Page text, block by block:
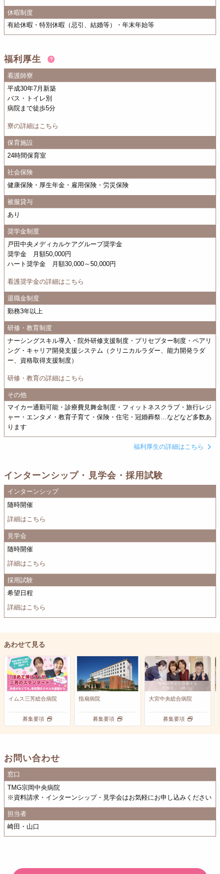
休暇制度
有給休暇・特別休暇（忌引、結婚等）・年末年始等
福利厚生
看護師寮
平成30年7月新築
バス・トイレ別
病院まで徒歩5分
寮の詳細はこちら
保育施設
24時間保育室
社会保険
健康保険・厚生年金・雇用保険・労災保険
被服貸与
あり
奨学金制度
戸田中央メディカルケアグループ奨学金
奨学金 月額50,000円
ハート奨学金 月額30,000～50,000円
看護奨学金の詳細はこちら
退職金制度
勤務3年以上
研修・教育制度
ナーシングスキル導入・院外研修支援制度・プリセプター制度・ペアリ
ング・キャリア開発支援システム（クリニカルラダー、能力開発ラダ
ー、資格取得支援制度）
研修・教育の詳細はこちら
その他
マイカー通勤可能・診療費見舞金制度・フィットネスクラブ・旅行レジ
ャー・エンタメ・教育子育て・保険・住宅・冠婚葬祭…などなど多数あ
ります
福利厚生の詳細はこちら
インターンシップ・見学会・採用試験
インターンシップ
随時開催
詳細はこちら
見学会
随時開催
詳細はこちら
採用試験
希望日程
詳細はこちら
あわせて見る
イムス三芳総合病院
募集要項
指扇病院
募集要項
大宮中央総合病院
募集要項
お問い合わせ
窓口
TMG宗岡中央病院
※資料請求・インターンシップ・見学会はお気軽にお申し込みください
担当者
崎田・山口